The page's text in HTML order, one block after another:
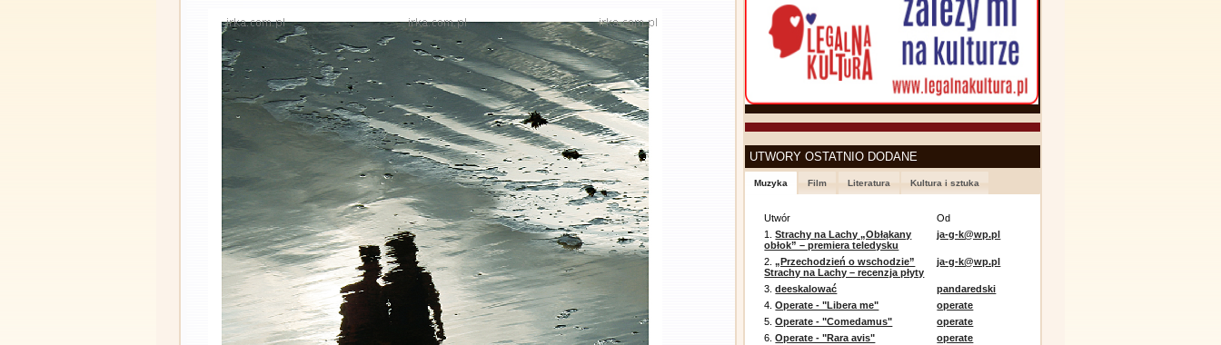
UTWORY OSTATNIO DODANE
Muzyka Film Literatura Kultura i sztuka
Utwór
Od
1.Strachy na Lachy „Obłąkany
obłok” – premiera teledysku
ja-g-k@wp.pl
2.„Przechodzień o wschodzie”
Strachy na Lachy – recenzja płyty
ja-g-k@wp.pl
3.deeskalować
pandaredski
4.Operate - "Libera me"
operate
5.Operate - "Comedamus"
operate
6.Operate - "Rara avis"
operate